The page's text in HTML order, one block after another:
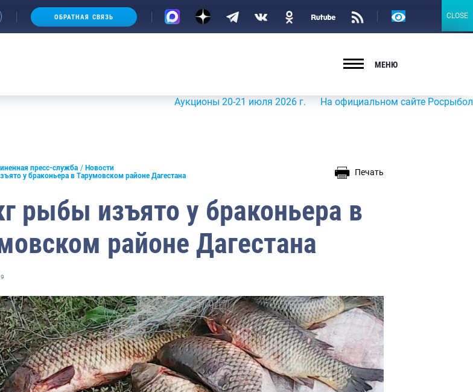
ОБРАТНАЯ СВЯЗЬ
Версия
МЕНЮ
Аукционы 20-21 июля 2026 г. На официальном сайте Росрыболовства в
пресс-служба
Новости
у браконьера в Тарумовском районе Дагестана
Печать
рыбы изъято у браконьера в
районе Дагестана
CLOSE
CLOSE